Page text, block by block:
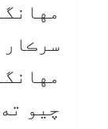
سرڪار
چيو